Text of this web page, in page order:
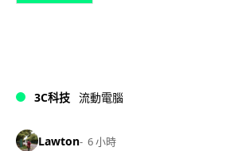
3C科技 流動電腦
Lawton 6 小時